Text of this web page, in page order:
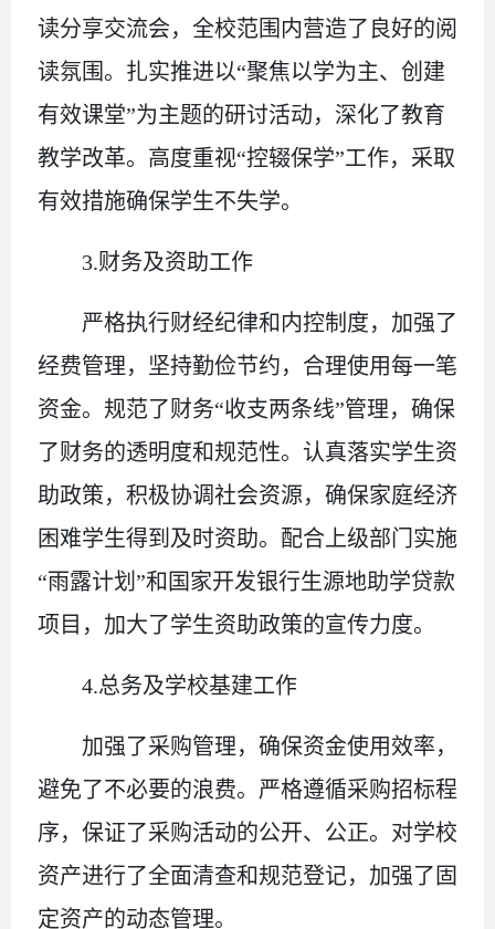
读分享交流会，全校范围内营造了良好的阅
读氛围。扎实推进以“聚焦以学为主、创建
有效课堂”为主题的研讨活动，深化了教育
教学改革。高度重视“控辍保学”工作，采取
有效措施确保学生不失学。
3.财务及资助工作
严格执行财经纪律和内控制度，加强了
经费管理，坚持勤俭节约，合理使用每一笔
资金。规范了财务“收支两条线”管理，确保
了财务的透明度和规范性。认真落实学生资
助政策，积极协调社会资源，确保家庭经济
困难学生得到及时资助。配合上级部门实施
“雨露计划”和国家开发银行生源地助学贷款
项目，加大了学生资助政策的宣传力度。
4.总务及学校基建工作
加强了采购管理，确保资金使用效率，
避免了不必要的浪费。严格遵循采购招标程
序，保证了采购活动的公开、公正。对学校
资产进行了全面清查和规范登记，加强了固
定资产的动态管理。